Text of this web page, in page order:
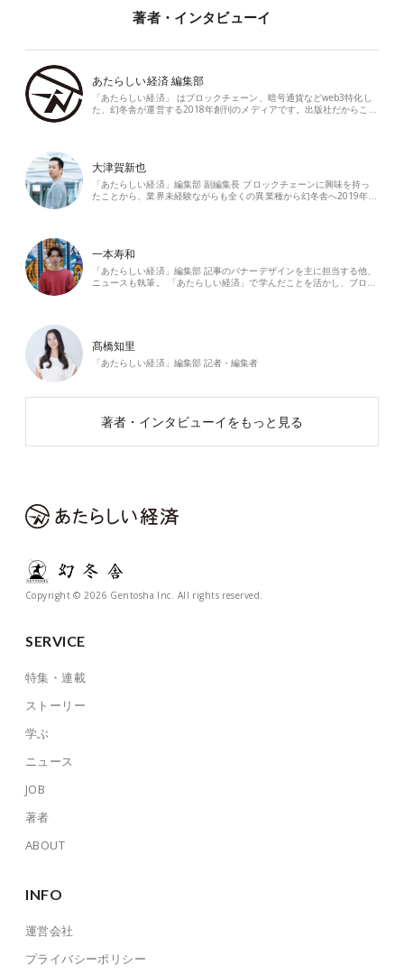
著者・インタビューイ
あたらしい経済 編集部
「あたらしい経済」 はブロックチェーン、暗号通貨などweb3特化し
た、幻冬舎が運営する2018年創刊のメディアです。出版社だからこ…
大津賀新也
「あたらしい経済」編集部 副編集長 ブロックチェーンに興味を持っ
たことから、業界未経験ながらも全くの異業種から幻冬舎へ2019年…
一本寿和
「あたらしい経済」編集部 記事のバナーデザインを主に担当する他、
ニュースも執筆。 「あたらしい経済」で学んだことを活かし、ブロ…
髙橋知里
「あたらしい経済」編集部 記者・編集者
著者・インタビューイをもっと見る
Copyright © 2026 Gentosha Inc. All rights reserved.
SERVICE
特集・連載
ストーリー
学ぶ
ニュース
JOB
著者
ABOUT
INFO
運営会社
プライバシーポリシー